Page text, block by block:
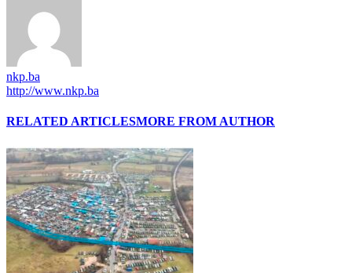
nkp.ba
http://www.nkp.ba
RELATED ARTICLESMORE FROM AUTHOR